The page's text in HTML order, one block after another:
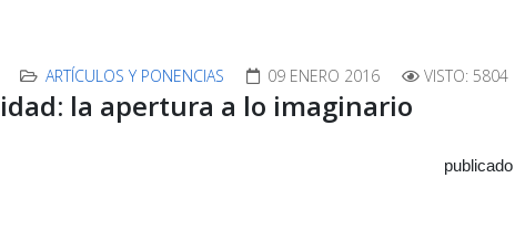
ARTÍCULOS Y PONENCIAS 09 ENERO 2016 VISTO: 5804
la apertura a lo imaginario